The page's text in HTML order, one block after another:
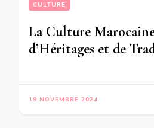
CULTURE
La Culture
d’Héritages et de
19 NOVEMBRE 2024